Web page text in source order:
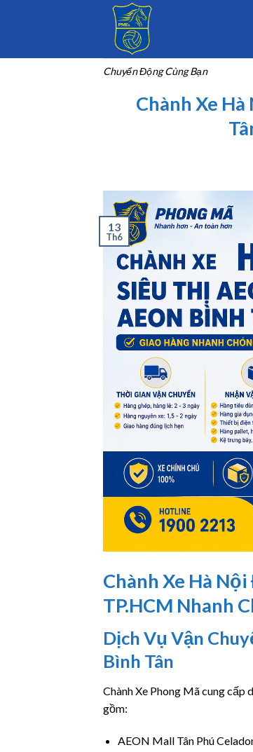
Chuyển Động Cùng Bạn
Chành Xe
13
Th6
Chành Xe Hà
TP.HCM Nhanh
Dịch Vụ Vận
Bình Tân
Chành Xe Phong Mã cung
gồm:
AEON Mall Tân Phú